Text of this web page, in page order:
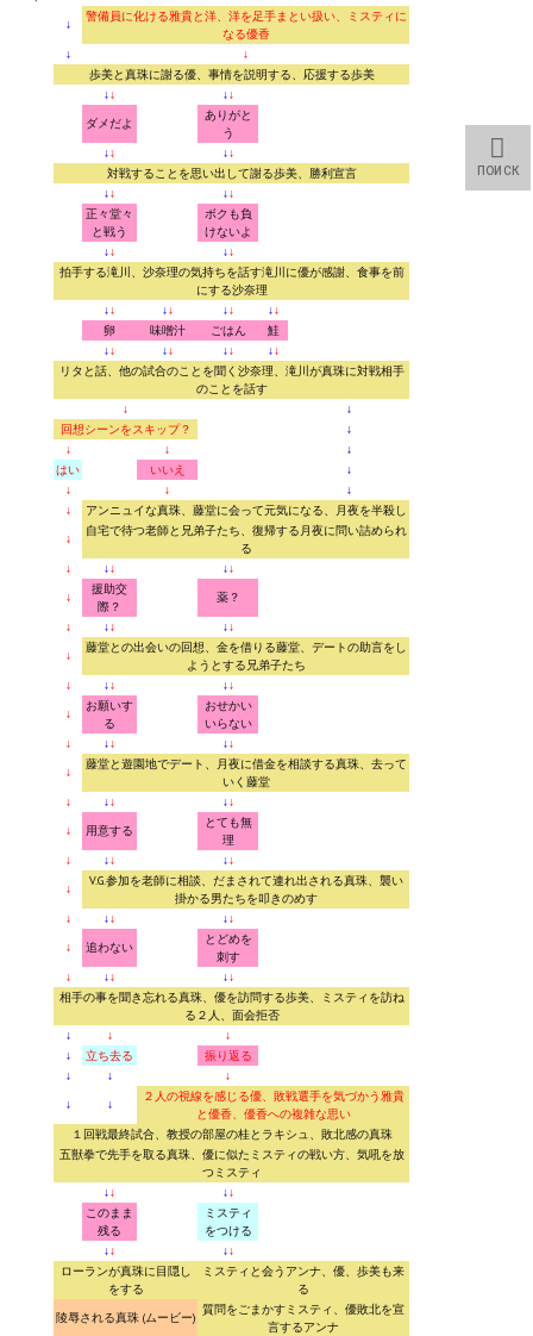
↓
警備員に化ける雅貴と洋、洋を足手まとい扱い、ミスティに
なる優香
↓
↓
歩美と真珠に謝る優、事情を説明する、応援する歩美
↓↓ ↓↓
ダメだよ
ありがと
う
↓↓ ↓↓
対戦することを思い出して謝る歩美、勝利宣言
↓↓ ↓↓
正々堂々
と戦う
ボクも負
けないよ
↓↓ ↓↓
拍手する滝川、沙奈理の気持ちを話す滝川に優が感謝、食事を前
にする沙奈理
↓↓ ↓↓ ↓↓ ↓↓
卵
味噌汁 ごはん
鮭
↓↓ ↓↓ ↓↓ ↓↓
リタと話、他の試合のことを聞く沙奈理、滝川が真珠に対戦相手
のことを話す
↓
↓
回想シーンをスキップ？
↓
↓
↓
↓
はい
いいえ
↓
↓
↓
↓
↓
アンニュイな真珠、藤堂に会って元気になる、月夜を半殺し
↓
自宅で待つ老師と兄弟子たち、復帰する月夜に問い詰められ
る
↓
↓↓ ↓↓
↓
援助交
際？
薬？
↓
↓↓ ↓↓
↓
藤堂との出会いの回想、金を借りる藤堂、デートの助言をし
ようとする兄弟子たち
↓
↓↓ ↓↓
↓
お願いす
る
おせかい
いらない
↓
↓↓ ↓↓
↓
藤堂と遊園地でデート、月夜に借金を相談する真珠、去って
いく藤堂
↓
↓↓ ↓↓
↓
用意する
とても無
理
↓
↓↓ ↓↓
↓
V.G.参加を老師に相談、だまされて連れ出される真珠、襲い
掛かる男たちを叩きのめす
↓
↓↓ ↓↓
↓
追わない
とどめを
刺す
↓
↓↓ ↓↓
相手の事を聞き忘れる真珠、優を訪問する歩美、ミスティを訪ね
る２人、面会拒否
↓
↓
↓
↓
立ち去る
振り返る
↓
↓
↓
↓
↓
２人の視線を感じる優、敗戦選手を気づかう雅貴
と優香、優香への複雑な思い
１回戦最終試合、教授の部屋の桂とラキシュ、敗北感の真珠
五獣拳で先手を取る真珠、優に似たミスティの戦い方、気吼を放
つミスティ
↓↓ ↓↓
このまま
残る
ミスティ
をつける
↓↓ ↓↓
ローランが真珠に目隠し
をする
ミスティと会うアンナ、優、歩美も来
る
陵辱される真珠 (ムービー)
質問をごまかすミスティ、優敗北を宣
言するアンナ
ПОИСК